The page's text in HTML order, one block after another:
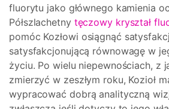
fluorytu jako głównego kamienia
Półszlachetny tęczowy kryształ
pomóc Kozłowi osiągnąć
satysfakcjonującą równowagę w
życiu. Po wielu niepewnościach, z
zmierzyć w zeszłym roku, Kozioł
wypracować dobrą analityczną